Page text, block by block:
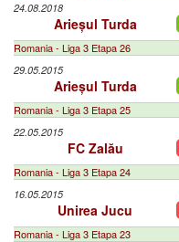
24.08.2018
Arieșul Turda
Romania - Liga 3 Etapa 26
29.05.2015
Arieșul Turda
Romania - Liga 3 Etapa 25
22.05.2015
FC Zalău
Romania - Liga 3 Etapa 24
16.05.2015
Unirea Jucu
Romania - Liga 3 Etapa 23